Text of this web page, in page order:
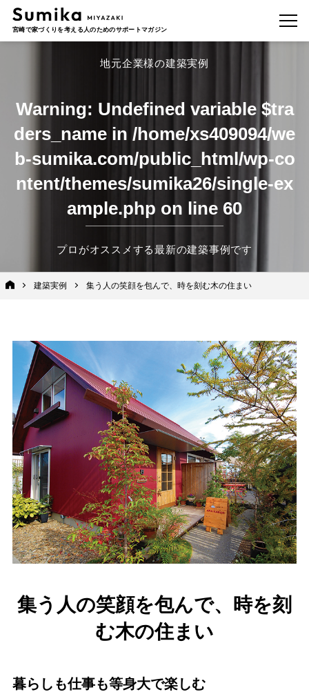
宮崎で家づくりを考える人のためのサポートマガジン
地元企業様の建築実例
Warning: Undefined variable $tra
ders_name in /home/xs409094/we
b-sumika.com/public_html/wp-co
ntent/themes/sumika26/single-ex
ample.php on line 60
プロがオススメする最新の建築事例です
建築実例 集う人の笑顔を包んで、時を刻む木の住まい
集う人の笑顔を包んで、時を刻
む木の住まい
暮らしも仕事も等身大で楽しむ